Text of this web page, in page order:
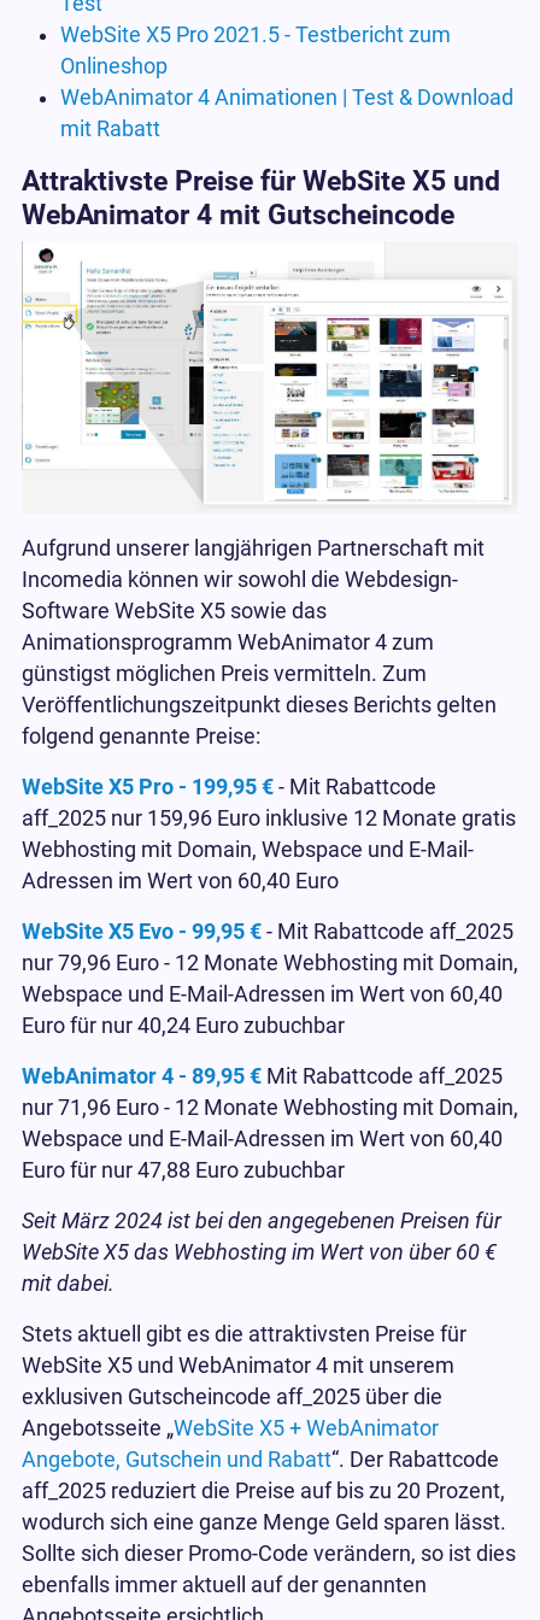
WebSite X5 Pro 2021.5 - Testbericht zum
Onlineshop
WebAnimator 4 Animationen | Test & Download
mit Rabatt
Attraktivste Preise für WebSite X5 und
WebAnimator 4 mit Gutscheincode
Aufgrund unserer langjährigen Partnerschaft mit
Incomedia können wir sowohl die Webdesign-
Software WebSite X5 sowie das
Animationsprogramm WebAnimator 4 zum
günstigst möglichen Preis vermitteln. Zum
Veröffentlichungszeitpunkt dieses Berichts gelten
folgend genannte Preise:
WebSite X5 Pro - 199,95 €- Mit Rabattcode
aff_2025 nur 159,96 Euro inklusive 12 Monate gratis
Webhosting mit Domain, Webspace und E-Mail-
Adressen im Wert von 60,40 Euro
WebSite X5 Evo - 99,95 €- Mit Rabattcode aff_2025
nur 79,96 Euro - 12 Monate Webhosting mit Domain,
Webspace und E-Mail-Adressen im Wert von 60,40
Euro für nur 40,24 Euro zubuchbar
WebAnimator 4- 89,95 €Mit Rabattcode aff_2025
nur 71,96 Euro - 12 Monate Webhosting mit Domain,
Webspace und E-Mail-Adressen im Wert von 60,40
Euro für nur 47,88 Euro zubuchbar
Seit März 2024 ist bei den angegebenen Preisen für
WebSite X5 das Webhosting im Wert von über 60 €
mit dabei.
Stets aktuell gibt es die attraktivsten Preise für
WebSite X5 und WebAnimator 4 mit unserem
exklusiven Gutscheincode aff_2025 über die
Angebotsseite „WebSite X5 + WebAnimator
Angebote, Gutschein und Rabatt“. Der Rabattcode
aff_2025 reduziert die Preise auf bis zu 20 Prozent,
wodurch sich eine ganze Menge Geld sparen lässt.
Sollte sich dieser Promo-Code verändern, so ist dies
ebenfalls immer aktuell auf der genannten